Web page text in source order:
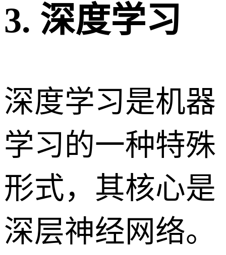
3. 深度学习
深度学习是机器
学习的一种特殊
形式，其核心是
深层神经网络。